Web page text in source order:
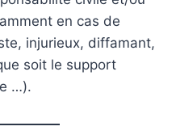
en cas de
injurieux, diffamant,
soit le support
…).